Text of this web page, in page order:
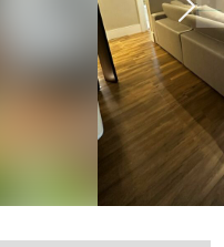
Next